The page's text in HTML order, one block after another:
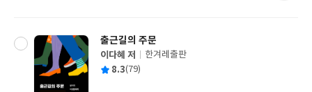
출근길의 주문
글
쓴
이다혜 저
출
한겨레출판
평 8.3(79)